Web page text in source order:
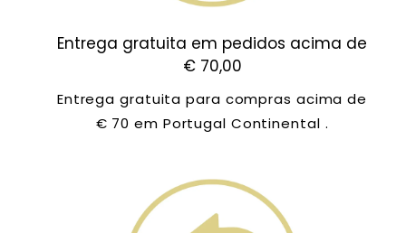
Entrega gratuita em pedidos acima de
€ 70,00
Entrega gratuita para compras acima de
€ 70 em Portugal Continental .